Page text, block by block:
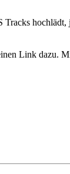
hochlädt,
Link dazu.